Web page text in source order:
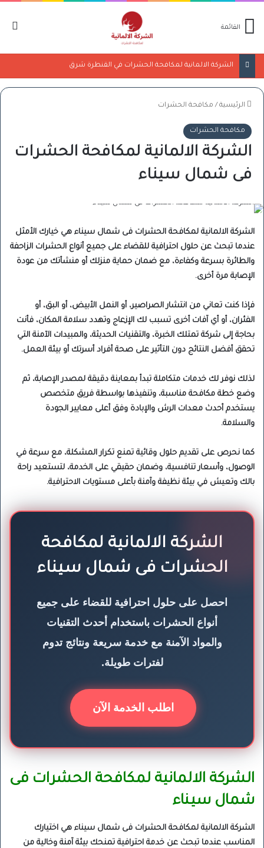
القائمة
الشركة الالمانية لمكافحة الحشرات فى شمال سيناء
الرئيسية / مكافحة الحشرات
مكافحة الحشرات
الشركة الالمانية لمكافحة الحشرات
فى شمال سيناء
الشركة الالمانية لمكافحة الحشرات فى شمال سيناء هي خيارك الأمثل
عندما تبحث عن حلول احترافية للقضاء على جميع أنواع الحشرات الزاحفة
والطائرة بسرعة وكفاءة، مع ضمان حماية منزلك أو منشأتك من عودة
الإصابة مرة أخرى.
فإذا كنت تعاني من انتشار الصراصير، أو النمل الأبيض، أو البق، أو
الفئران، أو أي آفات أخرى تسبب لك الإزعاج وتهدد سلامة المكان، فأنت
بحاجة إلى شركة تمتلك الخبرة، والتقنيات الحديثة، والمبيدات الآمنة التي
تحقق أفضل النتائج دون التأثير على صحة أفراد أسرتك أو بيئة العمل.
لذلك نوفر لك خدمات متكاملة تبدأ بمعاينة دقيقة لمصدر الإصابة، ثم
وضع خطة مكافحة مناسبة، وتنفيذها بواسطة فريق متخصص
يستخدم أحدث معدات الرش والإبادة وفق أعلى معايير الجودة
والسلامة.
كما نحرص على تقديم حلول وقائية تمنع تكرار المشكلة، مع سرعة في
الوصول، وأسعار تنافسية، وضمان حقيقي على الخدمة، لتستعيد راحة
بالك وتعيش في بيئة نظيفة وآمنة بأعلى مستويات الاحترافية.
الشركة الالمانية لمكافحة
الحشرات فى شمال سيناء
احصل على حلول احترافية للقضاء على جميع
أنواع الحشرات باستخدام أحدث التقنيات
والمواد الآمنة مع خدمة سريعة ونتائج تدوم
لفترات طويلة.
اطلب الخدمة الآن
الشركة الالمانية لمكافحة الحشرات فى
شمال سيناء
الشركة الالمانية لمكافحة الحشرات فى شمال سيناء هي اختيارك
المناسب عندما تبحث عن خدمة احترافية تمنحك بيئة آمنة وخالية من